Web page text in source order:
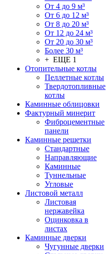
От 4 до 9 м³
От 6 до 12 м³
От 8 до 20 м³
От 12 до 24 м³
От 20 до 30 м³
Более 30 м³
+ ЕЩЕ 1
Отопительные котлы
Пеллетные котлы
Твердотопливные
котлы
Каминные облицовки
Фактурный минерит
Фиброцементные
панели
Каминные решетки
Стандартные
Направляющие
Каминные
Туннельные
Угловые
Листовой металл
Листовая
нержавейка
Оцинковка в
листах
Каминные дверки
Чугунные дверки